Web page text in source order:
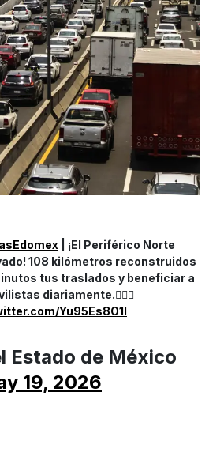
| ¡El Periférico Norte
108 kilómetros reconstruidos
tus traslados y beneficiar a
diariamente.👷‍♀️✨
Yu95Es8O1l
Estado de México
19, 2026